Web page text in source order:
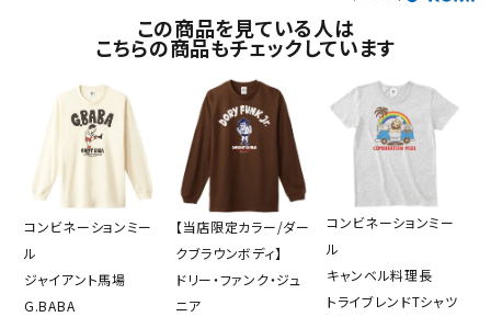
この商品を見ている人は
こちらの商品もチェックしています
コンビネーションミー
ル
ジャイアント馬場
G.BABA
【当店限定カラー/ダー
クブラウンボディ】
ドリー・ファンク・ジュ
ニア
コンビネーションミー
ル
キャンベル料理長
トライブレンドTシャツ